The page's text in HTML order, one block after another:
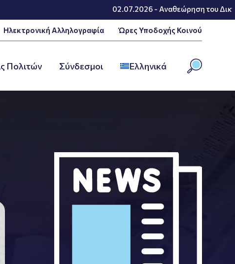
02.07.2026 - Αναθεώρηση του Δικτύου
Ηλεκτρονική Αλληλογραφία Ώρες Υποδοχής Κοινού
Πολιτών Σύνδεσμοι Ελληνικά